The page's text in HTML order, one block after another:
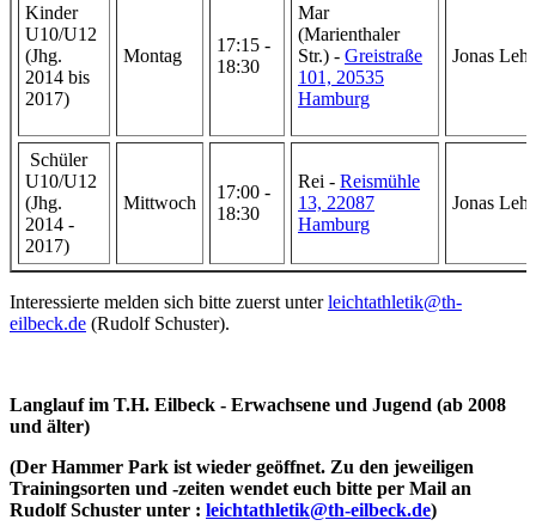
Kinder
U10/U12
(Jhg.
2014 bis
2017)
Montag
17:15 -
18:30
Mar
(Marienthaler
Str.) - Greistraße
101, 20535
Hamburg
Jonas
Schüler
U10/U12
(Jhg.
2014 -
2017)
Mittwoch
17:00 -
18:30
Rei - Reismühle
13, 22087
Hamburg
Jonas
Interessierte melden sich bitte zuerst unterleichtathletik@th-
eilbeck.de (Rudolf Schuster).
Langlauf im T.H. Eilbeck - Erwachsene und Jugend (ab 2008
und älter)
(Der Hammer Park ist wieder geöffnet. Zu den jeweiligen
Trainingsorten und -zeiten wendet euch bitte per Mail an
Rudolf Schuster unter : leichtathletik@th-eilbeck.de)